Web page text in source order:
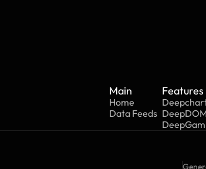
Main
Home
Data Feeds
Features